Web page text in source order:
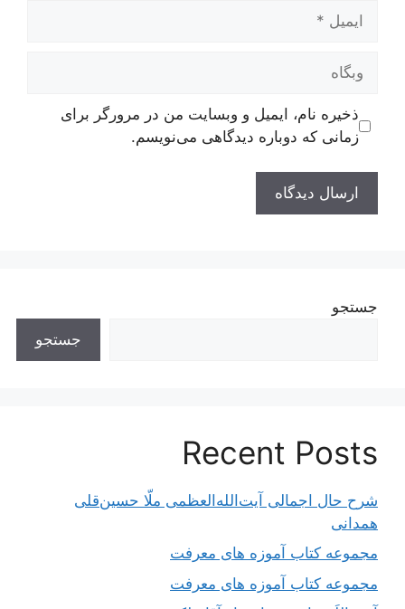
ایمیل
وبگاه
ذخیره نام، ایمیل و وبسایت من در مرورگر برای
زمانی که دوباره دیدگاهی می‌نویسم.
جستجو
جستجو
Recent Posts
شرح حال اجمالی آیت‌الله‌العظمی ملّا حسین‌قلی
همدانی
مجموعه کتاب آموزه های معرفت
مجموعه کتاب آموزه های معرفت